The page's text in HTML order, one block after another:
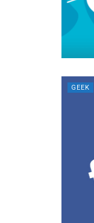
GEEK